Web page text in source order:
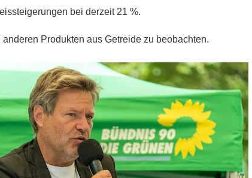
bei derzeit 21 %.
Produkten aus Getreide zu beobachten.